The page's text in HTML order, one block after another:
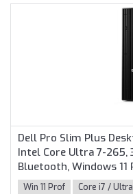
Dell Pro Slim Plus
Intel Core Ultra 7-265,
Bluetooth, Windows 11
számítógép, 3 év
Win 11 Prof Core i7 /